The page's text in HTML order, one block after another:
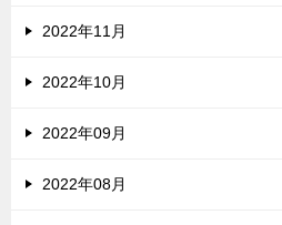
2022年11月
2022年10月
2022年09月
2022年08月